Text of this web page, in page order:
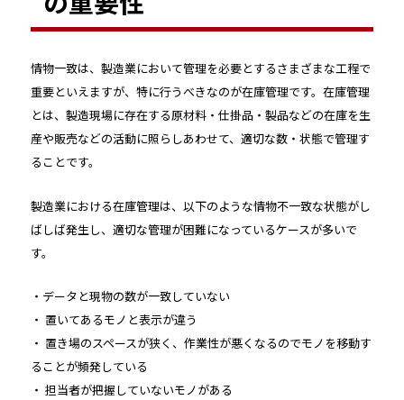
情物一致は、製造業において管理を必要とするさまざまな工程で
重要といえますが、特に行うべきなのが在庫管理です。在庫管理
とは、製造現場に存在する原材料・仕掛品・製品などの在庫を生
産や販売などの活動に照らしあわせて、適切な数・状態で管理す
ることです。
製造業における在庫管理は、以下のような情物不一致な状態がし
ばしば発生し、適切な管理が困難になっているケースが多いで
す。
・データと現物の数が一致していない
・ 置いてあるモノと表示が違う
・ 置き場のスペースが狭く、作業性が悪くなるのでモノを移動す
ることが頻発している
・ 担当者が把握していないモノがある